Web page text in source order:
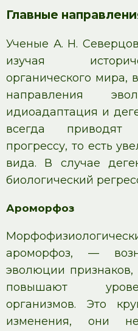
Главные
Ученые А. Н.
изучая
органического мира,
направления
идиоадаптация и
всегда приводят
прогрессу, то есть
вида. В случае
биологический
Ароморфоз
ароморфоз, —
эволюции признаков,
повышают
организмов. Это
изменения, они